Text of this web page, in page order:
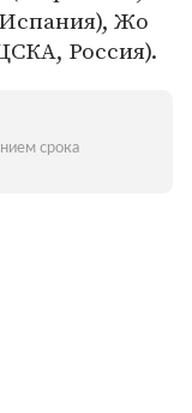
Жо
Россия).
срока